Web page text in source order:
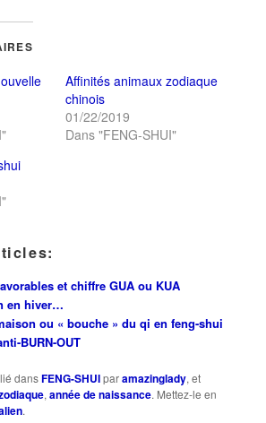
nouvelle
Affinités animaux zodiaque
chinois
01/22/2019
Dans "FENG-SHUI"
et chiffre GUA ou KUA
en hiver…
ou « bouche » du qi en feng-shui
BURN-OUT
dansFENG-SHUIparamazinglady, et
,année de naissance. Mettez-le en
.